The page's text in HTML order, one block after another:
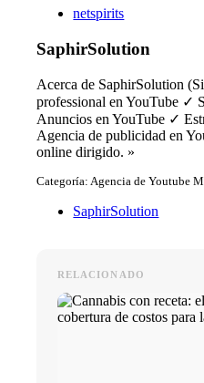
netspirits
SaphirSolution
Acerca de SaphirSolution
professional en YouTube ✓
Anuncios en YouTube ✓
Agencia de publicidad en
online dirigido. »
Categoría: Agencia de Youtube
SaphirSolution
RELACIONADO